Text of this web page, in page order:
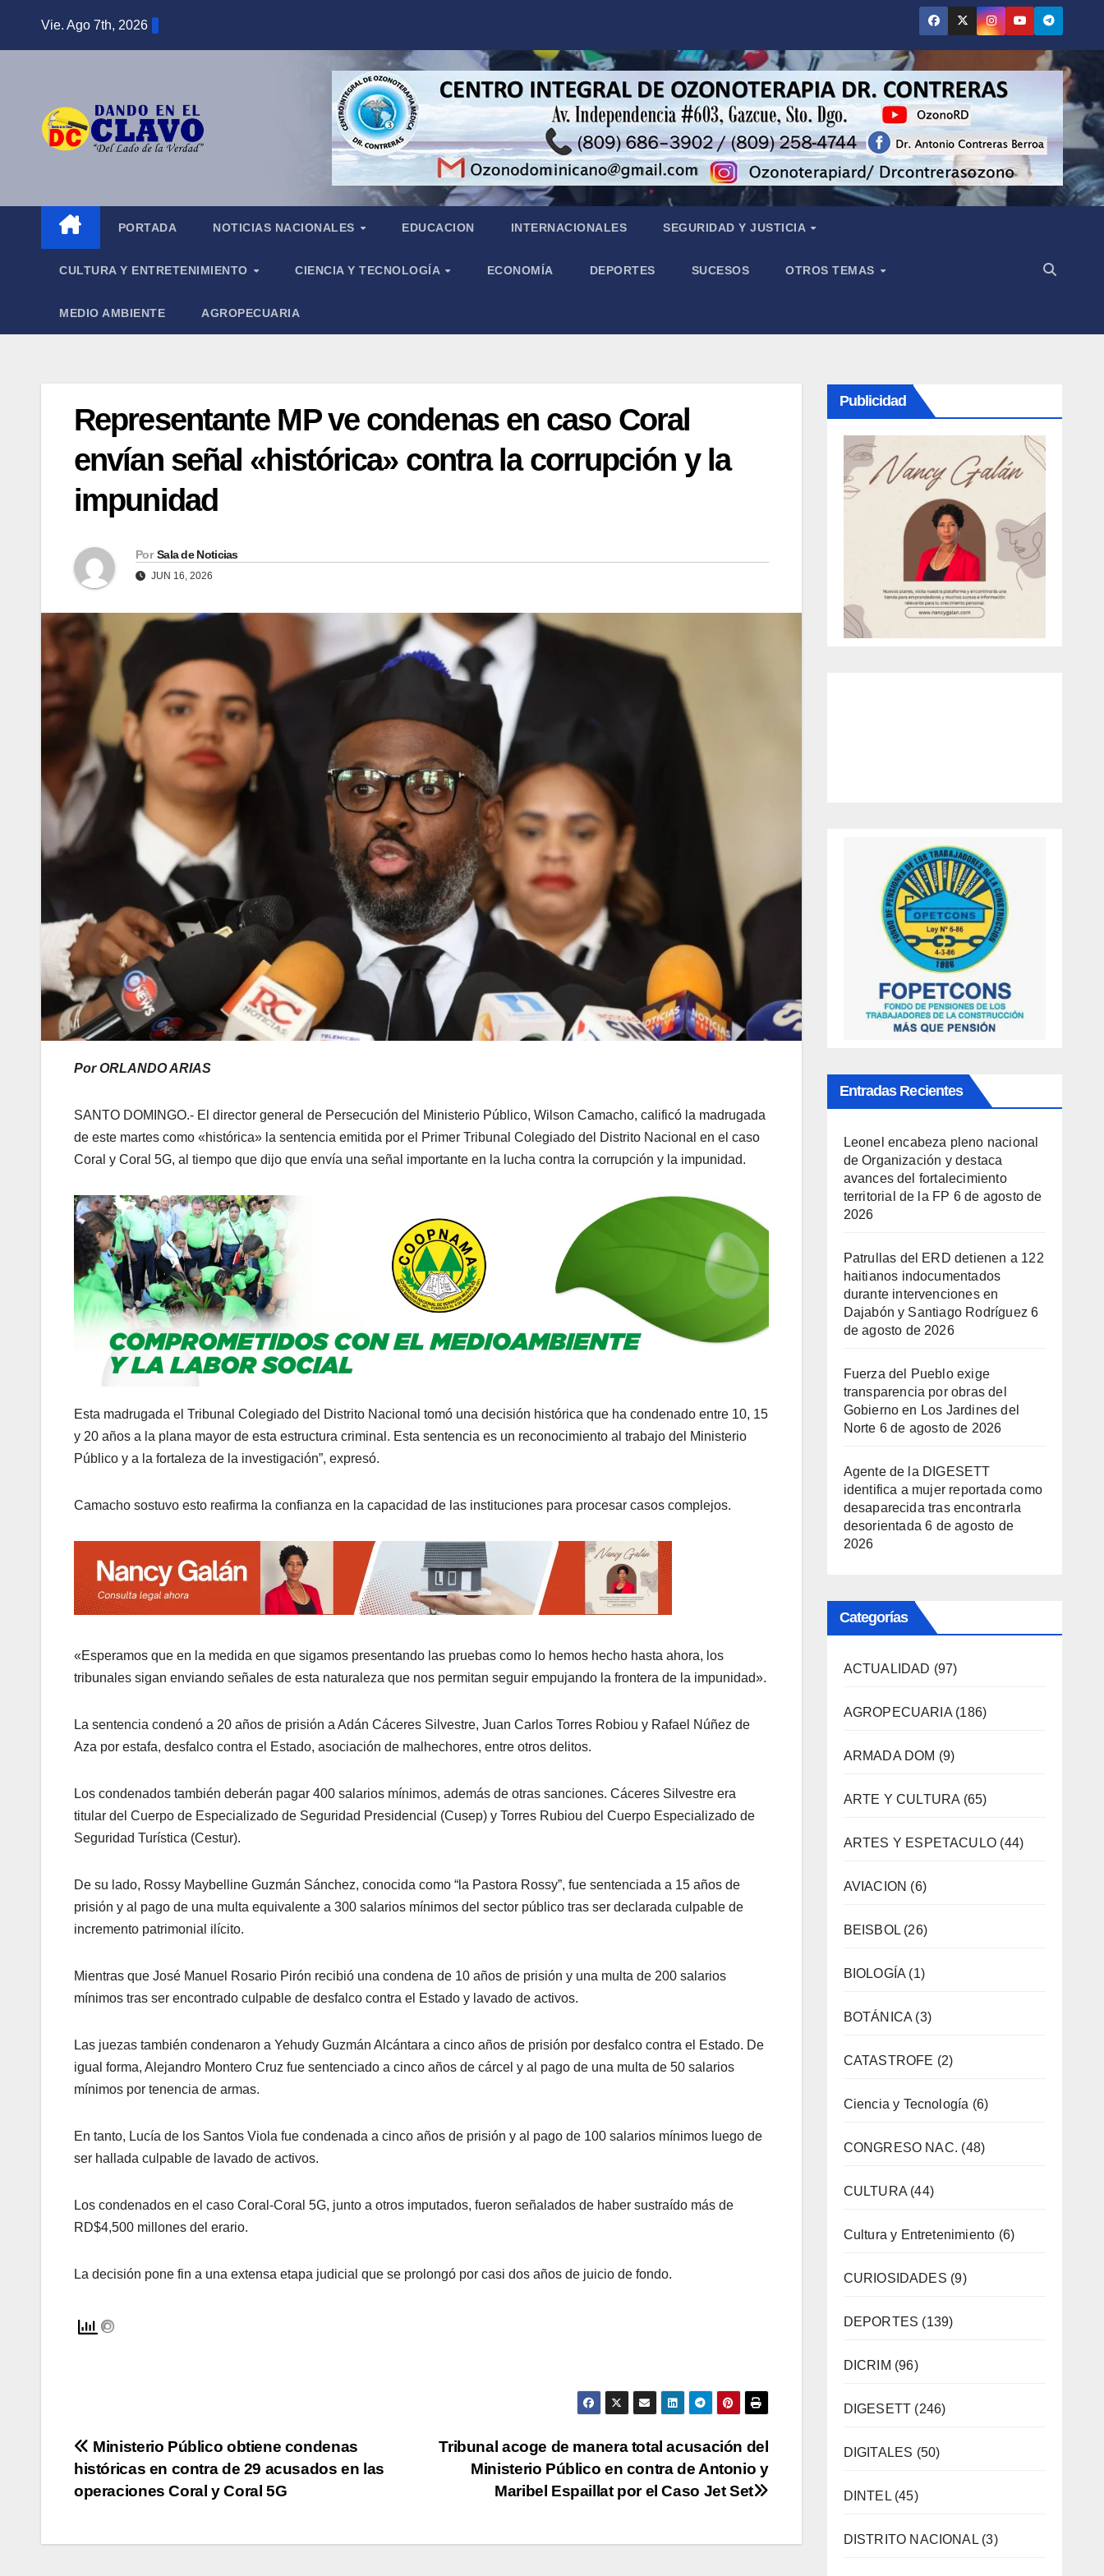
Vie. Ago 7th, 2026
PORTADA NOTICIAS NACIONALES EDUCACION INTERNACIONALES SEGURIDAD Y JUSTICIA
CULTURA Y ENTRETENIMIENTO CIENCIA Y TECNOLOGÍA ECONOMÍA DEPORTES SUCESOS OTROS TEMAS
MEDIO AMBIENTE AGROPECUARIA
Representante MP ve condenas en caso Coral
envían señal «histórica» contra la corrupción y la
impunidad
Por Sala de Noticias
JUN 16, 2026
Por ORLANDO ARIAS
SANTO DOMINGO.- El director general de Persecución del Ministerio Público, Wilson Camacho, calificó la madrugada
de este martes como «histórica» la sentencia emitida por el Primer Tribunal Colegiado del Distrito Nacional en el caso
Coral y Coral 5G, al tiempo que dijo que envía una señal importante en la lucha contra la corrupción y la impunidad.
Esta madrugada el Tribunal Colegiado del Distrito Nacional tomó una decisión histórica que ha condenado entre 10, 15
y 20 años a la plana mayor de esta estructura criminal. Esta sentencia es un reconocimiento al trabajo del Ministerio
Público y a la fortaleza de la investigación”, expresó.
Camacho sostuvo esto reafirma la confianza en la capacidad de las instituciones para procesar casos complejos.
«Esperamos que en la medida en que sigamos presentando las pruebas como lo hemos hecho hasta ahora, los
tribunales sigan enviando señales de esta naturaleza que nos permitan seguir empujando la frontera de la impunidad».
La sentencia condenó a 20 años de prisión a Adán Cáceres Silvestre, Juan Carlos Torres Robiou y Rafael Núñez de
Aza por estafa, desfalco contra el Estado, asociación de malhechores, entre otros delitos.
Los condenados también deberán pagar 400 salarios mínimos, además de otras sanciones. Cáceres Silvestre era
titular del Cuerpo de Especializado de Seguridad Presidencial (Cusep) y Torres Rubiou del Cuerpo Especializado de
Seguridad Turística (Cestur).
De su lado, Rossy Maybelline Guzmán Sánchez, conocida como “la Pastora Rossy”, fue sentenciada a 15 años de
prisión y al pago de una multa equivalente a 300 salarios mínimos del sector público tras ser declarada culpable de
incremento patrimonial ilícito.
Mientras que José Manuel Rosario Pirón recibió una condena de 10 años de prisión y una multa de 200 salarios
mínimos tras ser encontrado culpable de desfalco contra el Estado y lavado de activos.
Las juezas también condenaron a Yehudy Guzmán Alcántara a cinco años de prisión por desfalco contra el Estado. De
igual forma, Alejandro Montero Cruz fue sentenciado a cinco años de cárcel y al pago de una multa de 50 salarios
mínimos por tenencia de armas.
En tanto, Lucía de los Santos Viola fue condenada a cinco años de prisión y al pago de 100 salarios mínimos luego de
ser hallada culpable de lavado de activos.
Los condenados en el caso Coral-Coral 5G, junto a otros imputados, fueron señalados de haber sustraído más de
RD$4,500 millones del erario.
La decisión pone fin a una extensa etapa judicial que se prolongó por casi dos años de juicio de fondo.
Navegación
de
Tribunal acoge de manera total acusación del
Ministerio Público en contra de Antonio y
Maribel Espaillat por el Caso Jet Set
Ministerio Público obtiene condenas
históricas en contra de 29 acusados en las
operaciones Coral y Coral 5G
Publicidad
Entradas Recientes
Leonel encabeza pleno nacional
de Organización y destaca
avances del fortalecimiento
territorial de la FP 6 de agosto de
2026
Patrullas del ERD detienen a 122
haitianos indocumentados
durante intervenciones en
Dajabón y Santiago Rodríguez 6
de agosto de 2026
Fuerza del Pueblo exige
transparencia por obras del
Gobierno en Los Jardines del
Norte 6 de agosto de 2026
Agente de la DIGESETT
identifica a mujer reportada como
desaparecida tras encontrarla
desorientada 6 de agosto de
2026
Categorías
ACTUALIDAD (97)
AGROPECUARIA(186)
ARMADA DOM (9)
ARTE Y CULTURA (65)
ARTES Y ESPETACULO (44)
AVIACION (6)
BEISBOL(26)
BIOLOGÍA (1)
BOTÁNICA (3)
CATASTROFE (2)
Ciencia y Tecnología (6)
CONGRESO NAC. (48)
CULTURA(44)
Cultura y Entretenimiento (6)
CURIOSIDADES (9)
DEPORTES (139)
DICRIM (96)
DIGESETT (246)
DIGITALES (50)
DINTEL(45)
DISTRITO NACIONAL(3)